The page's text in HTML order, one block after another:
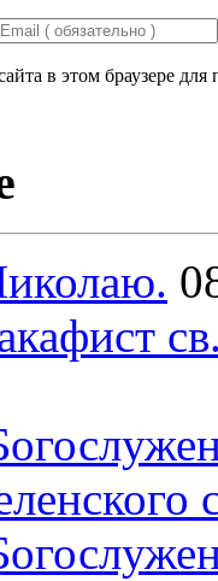
в этом браузере